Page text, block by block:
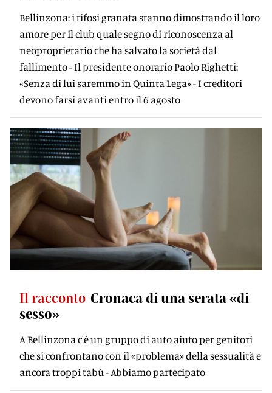
Bellinzona: i tifosi granata stanno dimostrando il loro
amore per il club quale segno di riconoscenza al
neoproprietario che ha salvato la società dal
fallimento - Il presidente onorario Paolo Righetti:
«Senza di lui saremmo in Quinta Lega» - I creditori
devono farsi avanti entro il 6 agosto
Il racconto Cronaca di una serata «di
sesso»
A Bellinzona c'è un gruppo di auto aiuto per genitori
che si confrontano con il «problema» della sessualità e
ancora troppi tabù - Abbiamo partecipato